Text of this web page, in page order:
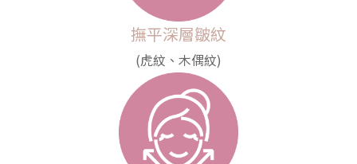
撫平深層皺紋
(虎紋、木偶紋)